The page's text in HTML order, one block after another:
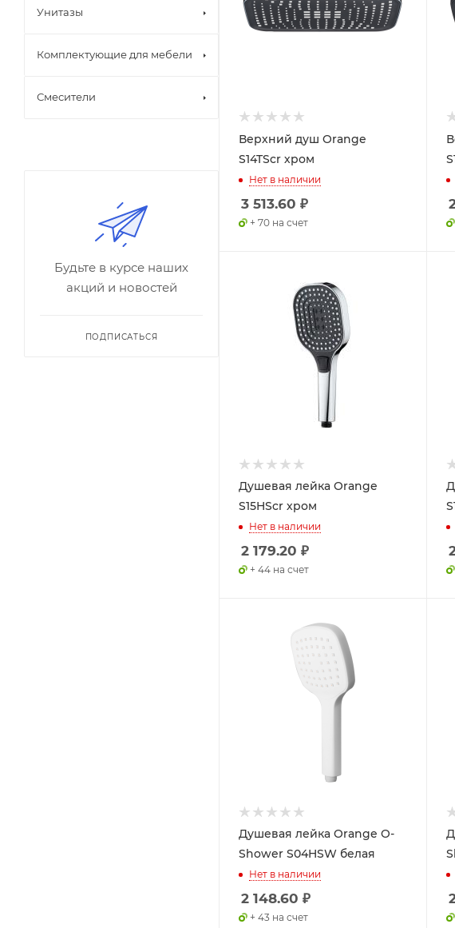
Верхний душ Orange
S14TScr хром
Нет в наличии
3 513.60 ₽
+ 70 на счет
Душевая лейка Orange
S15HScr хром
Нет в наличии
2 179.20 ₽
+ 44 на счет
Душевая лейка Orange O-
Shower S04HSW белая
Нет в наличии
2 148.60 ₽
+ 43 на счет
Унитазы
Комплектующие для мебели
Смесители
Будьте в курсе наших
акций и новостей
ПОДПИСАТЬСЯ